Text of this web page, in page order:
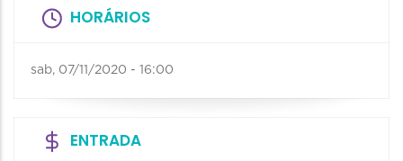
HORÁRIOS
sab, 07/11/2020 - 16:00
ENTRADA